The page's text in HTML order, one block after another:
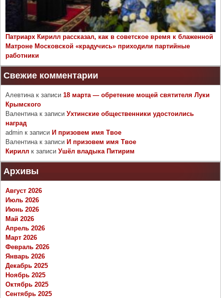
Патриарх Кирилл рассказал, как в советское время к блаженной
Матроне Московской «крадучись» приходили партийные
работники
Свежие комментарии
Алевтина к записи 18 марта — обретение мощей святителя Луки
Крымского
Валентина к записи Ухтинские общественники удостоились
наград
admin к записи И призовем имя Твое
Валентина к записи И призовем имя Твое
Кирилл к записи Ушёл владыка Питирим
Архивы
Август 2026
Июль 2026
Июнь 2026
Май 2026
Апрель 2026
Март 2026
Февраль 2026
Январь 2026
Декабрь 2025
Ноябрь 2025
Октябрь 2025
Сентябрь 2025